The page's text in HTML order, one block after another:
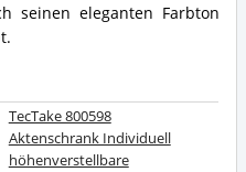
seinen eleganten Farbton
TecTake 800598
Aktenschrank Individuell
höhenverstellbare